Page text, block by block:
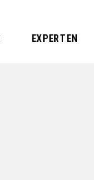
EXPERTEN